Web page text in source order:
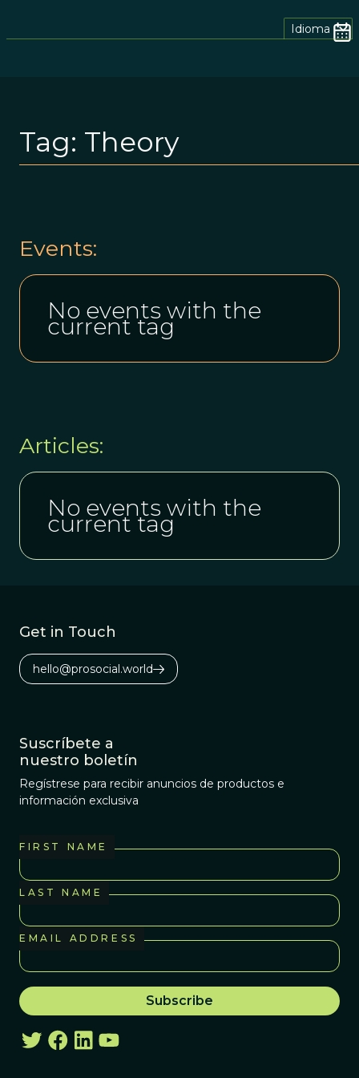
Idioma
Tag: Theory
Events:
No events with the
current tag
Articles:
No events with the
current tag
Get in Touch
hello@prosocial.world
Suscríbete a
nuestro boletín
Regístrese para recibir anuncios de productos e
información exclusiva
FIRST NAME
LAST NAME
EMAIL ADDRESS